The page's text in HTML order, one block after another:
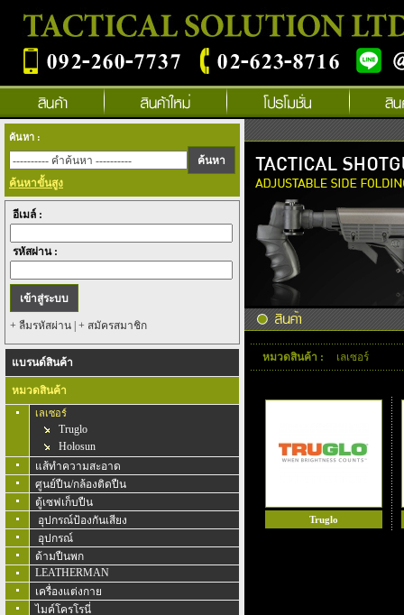
ค้นหา :
ค้นหาขั้นสูง
อีเมล์ :
รหัสผ่าน :
+ ลืมรหัสผ่าน + สมัครสมาชิก
แบรนด์สินค้า
หมวดสินค้า
เลเซอร์
Truglo
Holosun
แส้ทำความสะอาด
ศูนย์ปืน/กล้องติดปืน
ตู้เซฟเก็บปืน
อุปกรณ์ป้องกันเสียง
อุปกรณ์
ด้ามปืนพก
LEATHERMAN
เครื่องแต่งกาย
ไมค์โครโรนี่
หมวดสินค้า : เลเซอร์
Truglo